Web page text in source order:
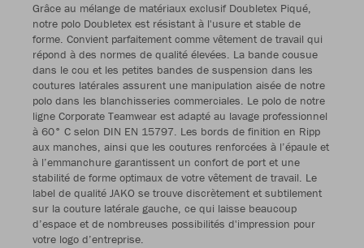
Grâce au mélange de matériaux exclusif Doubletex Piqué,
notre polo Doubletex est résistant à l'usure et stable de
forme. Convient parfaitement comme vêtement de travail qui
répond à des normes de qualité élevées. La bande cousue
dans le cou et les petites bandes de suspension dans les
coutures latérales assurent une manipulation aisée de notre
polo dans les blanchisseries commerciales. Le polo de notre
ligne Corporate Teamwear est adapté au lavage professionnel
à 60° C selon DIN EN 15797. Les bords de finition en Ripp
aux manches, ainsi que les coutures renforcées à l’épaule et
à l’emmanchure garantissent un confort de port et une
stabilité de forme optimaux de votre vêtement de travail. Le
label de qualité JAKO se trouve discrètement et subtilement
sur la couture latérale gauche, ce qui laisse beaucoup
d’espace et de nombreuses possibilités d'impression pour
votre logo d’entreprise.